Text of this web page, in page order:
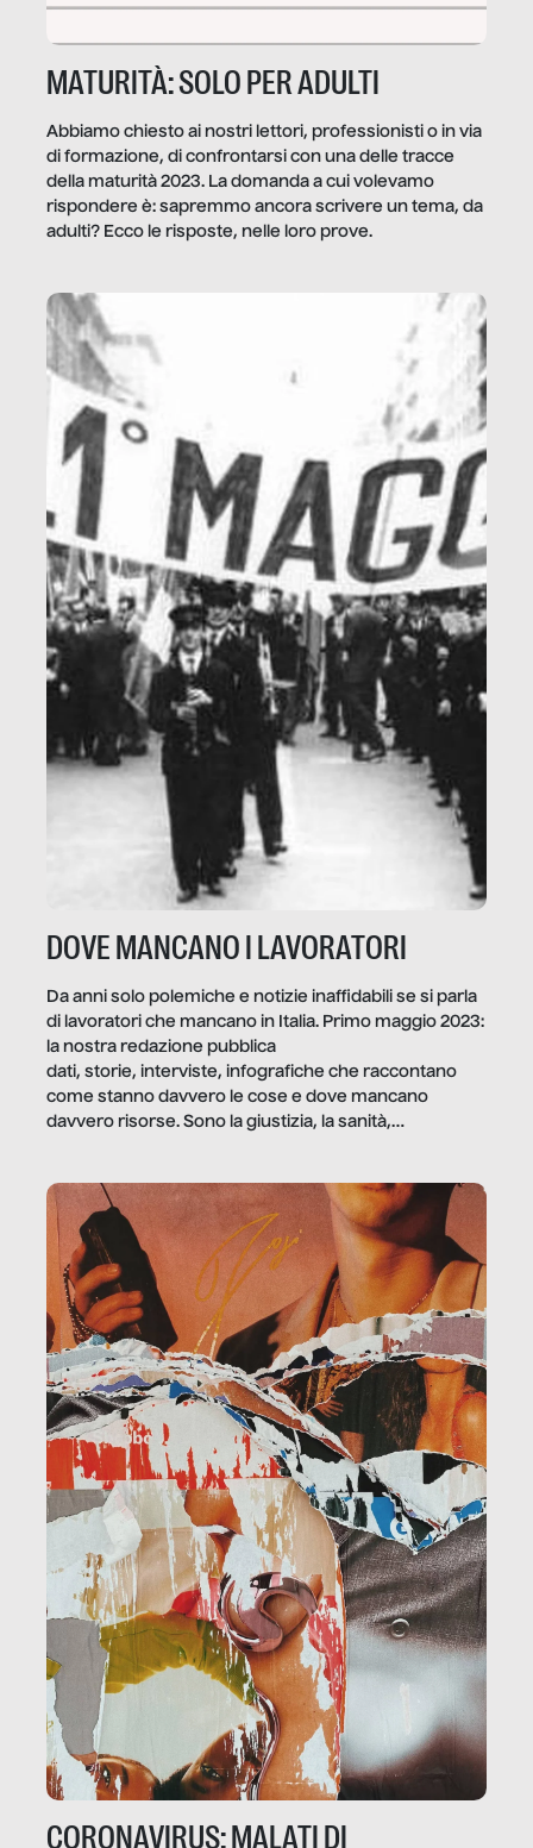
MATURITÀ: SOLO PER ADULTI
Abbiamo chiesto ai nostri lettori, professionisti o in via
di formazione, di confrontarsi con una delle tracce
della maturità 2023. La domanda a cui volevamo
rispondere è: sapremmo ancora scrivere un tema, da
adulti? Ecco le risposte, nelle loro prove.
DOVE MANCANO I LAVORATORI
Da anni solo polemiche e notizie inaffidabili se si parla
di lavoratori che mancano in Italia. Primo maggio 2023:
la nostra redazione pubblica
dati, storie, interviste, infografiche che raccontano
come stanno davvero le cose e dove mancano
davvero risorse. Sono la giustizia, la sanità,
CORONAVIRUS: MALATI DI